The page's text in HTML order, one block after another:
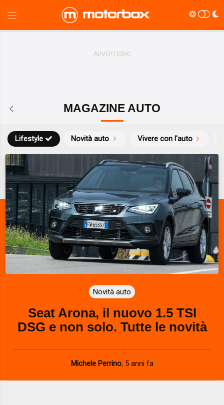
MAGAZINE AUTO
Novità auto Vivere con l'auto
Lifestyle
Novità auto
Seat Arona, il nuovo 1.5 TSI
DSG e non solo. Tutte le novità
Michele Perrino, 5 anni fa